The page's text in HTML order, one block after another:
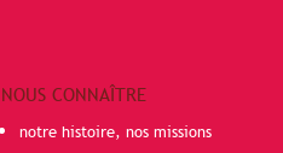
NOUS CONNAÎTRE
notre histoire, nos missions